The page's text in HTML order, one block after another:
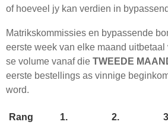
of hoeveel jy kan verdien in
Matrikskommissies en bypassende
eerste week van elke maand uitbetaal
se volume vanaf die TWEEDE
eerste bestellings as vinnige
word.
Rang 1. 2.